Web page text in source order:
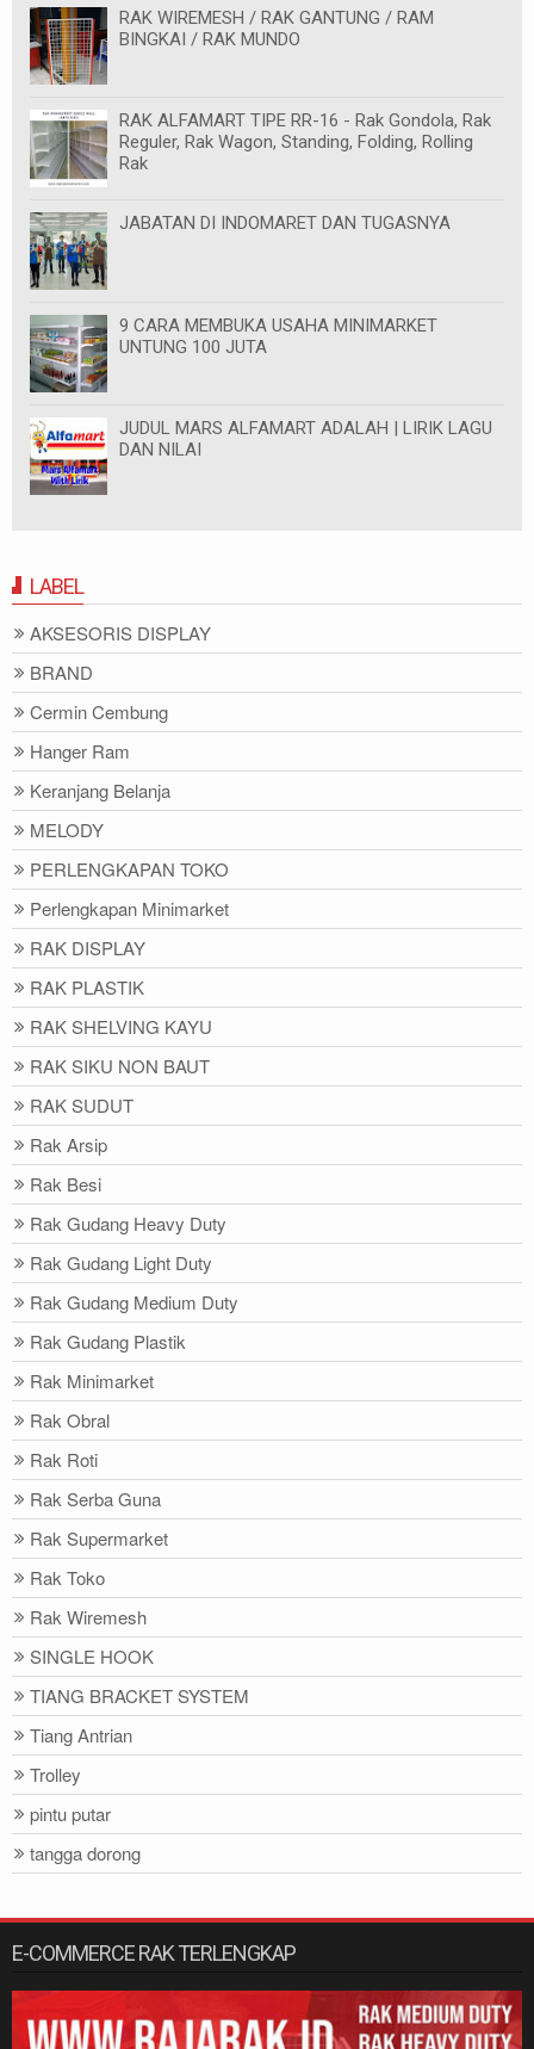
RAK WIREMESH / RAK GANTUNG / RAM
BINGKAI / RAK MUNDO
RAK ALFAMART TIPE RR-16 - Rak Gondola, Rak
Reguler, Rak Wagon, Standing, Folding, Rolling
Rak
JABATAN DI INDOMARET DAN TUGASNYA
9 CARA MEMBUKA USAHA MINIMARKET
UNTUNG 100 JUTA
JUDUL MARS ALFAMART ADALAH | LIRIK LAGU
DAN NILAI
LABEL
AKSESORIS DISPLAY
BRAND
Cermin Cembung
Hanger Ram
Keranjang Belanja
MELODY
PERLENGKAPAN TOKO
Perlengkapan Minimarket
RAK DISPLAY
RAK PLASTIK
RAK SHELVING KAYU
RAK SIKU NON BAUT
RAK SUDUT
Rak Arsip
Rak Besi
Rak Gudang Heavy Duty
Rak Gudang Light Duty
Rak Gudang Medium Duty
Rak Gudang Plastik
Rak Minimarket
Rak Obral
Rak Roti
Rak Serba Guna
Rak Supermarket
Rak Toko
Rak Wiremesh
SINGLE HOOK
TIANG BRACKET SYSTEM
Tiang Antrian
Trolley
pintu putar
tangga dorong
E-COMMERCE RAK TERLENGKAP